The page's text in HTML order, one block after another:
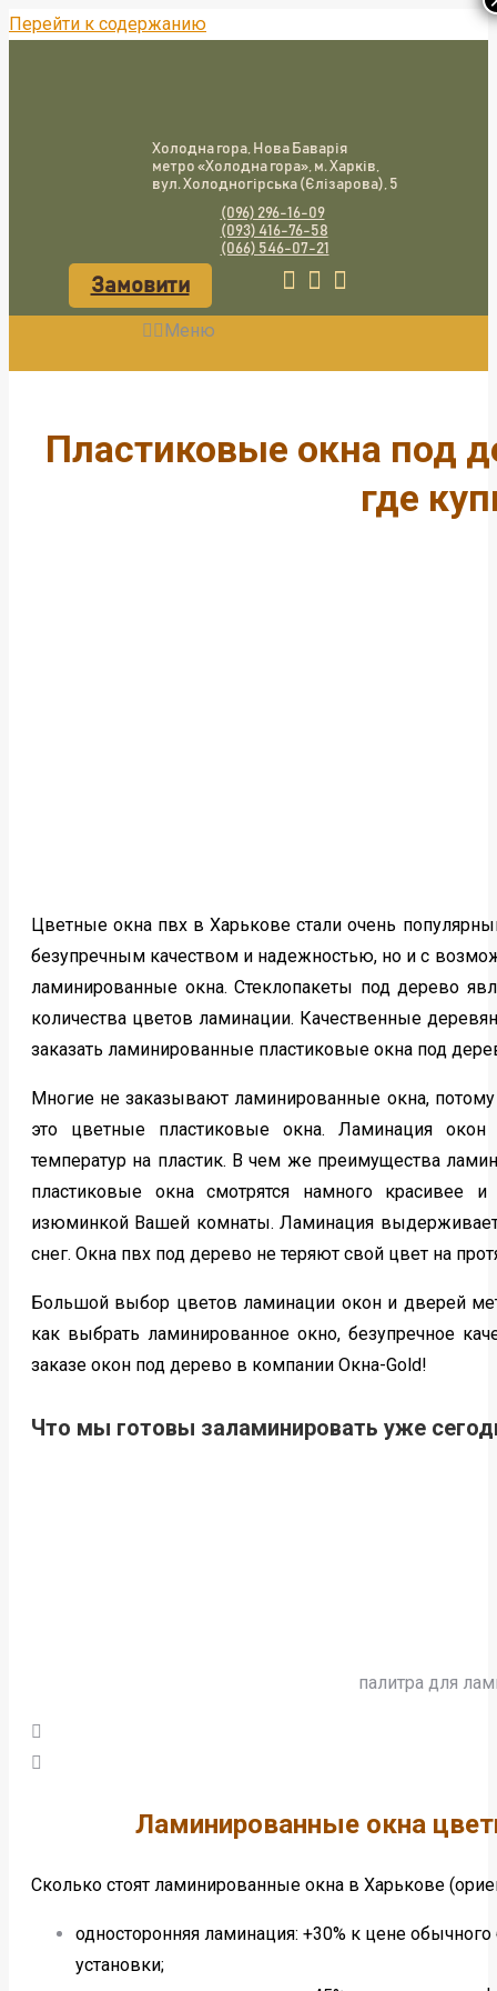
Перейти к содержанию
Холодна гора, Нова Баварія
метро «Холодна гора», м. Харків,
вул. Холодногірська (Єлізарова), 5
(096) 296-16-09
(093) 416-76-58
(066) 546-07-21
Замовити
Меню
Пластиковые окна под
где
Цветные окна пвх в Харькове стали очень
безупречным качеством и надежностью, но и с
ламинированные окна. Стеклопакеты под дерево
количества цветов ламинации. Качественные
заказать ламинированные пластиковые окна под
Многие не заказывают ламинированные окна,
это цветные пластиковые окна. Ламинация
температур на пластик. В чем же преимущества
пластиковые окна смотрятся намного
изюминкой Вашей комнаты. Ламинация
снег. Окна пвх под дерево не теряют свой цвет на
Большой выбор цветов ламинации окон и дверей
как выбрать ламинированное окно, безупречное
заказе окон под дерево в компании Окна-Gold!
Что мы готовы заламинировать уже
палитра для
Ламинированные окна
Сколько стоят ламинированные окна в Харькове
односторонняя ламинация: +30% к цене
установки;